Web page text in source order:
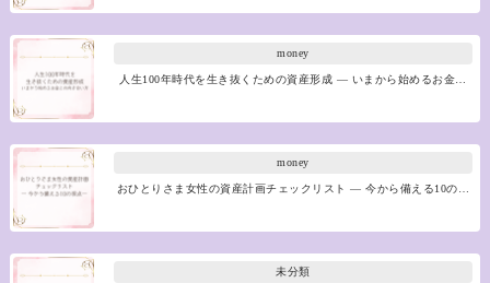
money
人生100年時代を生き抜くための資産形成 ― いまから始めるお金…
money
おひとりさま女性の資産計画チェックリスト ― 今から備える10の…
未分類